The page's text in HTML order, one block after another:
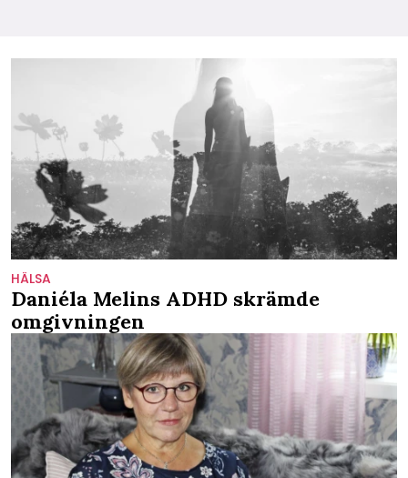
HÄLSA
Daniéla Melins ADHD skrämde
omgivningen